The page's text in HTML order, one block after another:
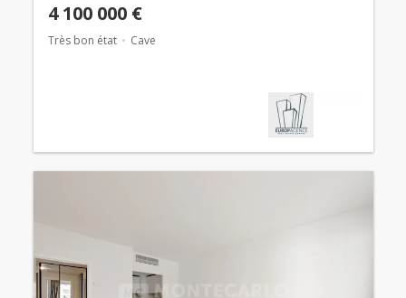
4 100 000 €
Très bon état Cave